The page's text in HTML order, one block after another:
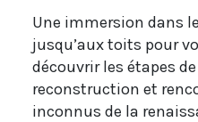
Une immersion dans
jusqu’aux toits pour
découvrir les étapes
reconstruction et
inconnus de la